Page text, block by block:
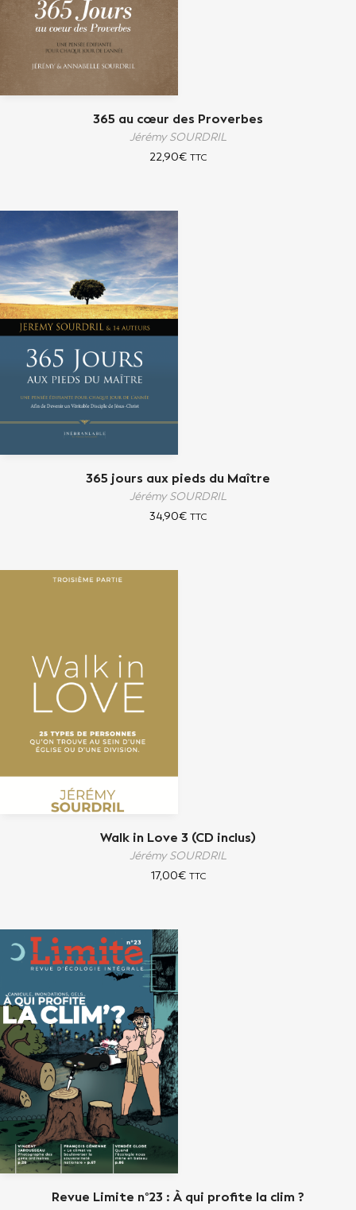
365 au cœur des Proverbes
Jérémy SOURDRIL
22,90€ TTC
365 jours aux pieds du Maître
Jérémy SOURDRIL
34,90€ TTC
Walk in Love 3 (CD inclus)
Jérémy SOURDRIL
17,00€ TTC
Revue Limite n°23 : À qui profite la clim ?